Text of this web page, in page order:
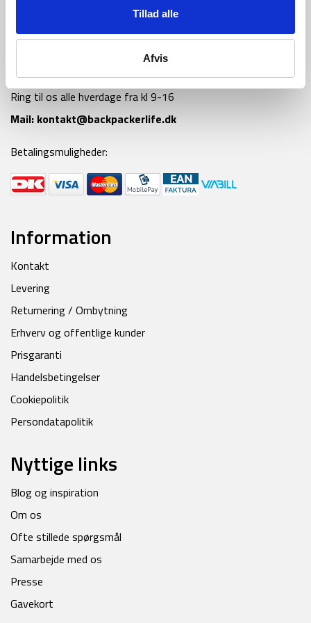
Tillad alle
Afvis
Tlf:42 55 59 19
Ring til os alle hverdage fra kl 9-16
Mail: kontakt@backpackerlife.dk
Betalingsmuligheder:
Information
Kontakt
Levering
Returnering / Ombytning
Erhverv og offentlige kunder
Prisgaranti
Handelsbetingelser
Cookiepolitik
Persondatapolitik
Nyttige links
Blog og inspiration
Om os
Ofte stillede spørgsmål
Samarbejde med os
Presse
Gavekort